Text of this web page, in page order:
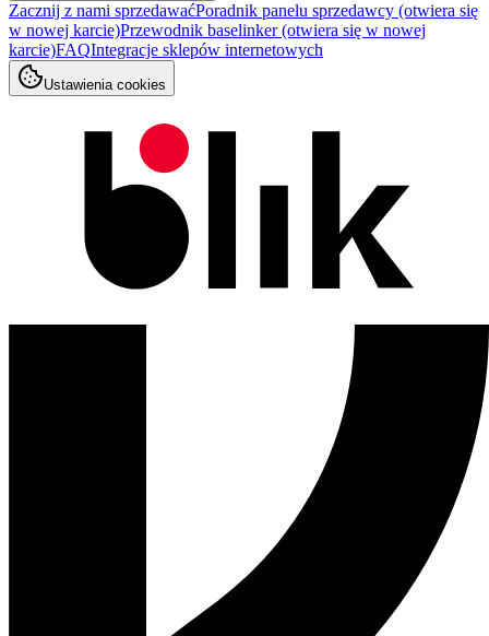
Zacznij z nami sprzedawaćPoradnik panelu sprzedawcy (otwiera się
w nowej karcie)Przewodnik baselinker(otwiera się w nowej
karcie)FAQIntegracje sklepów internetowych
Ustawienia cookies